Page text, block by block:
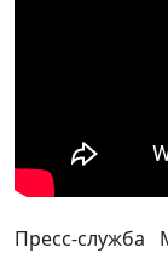
Пресс-служба